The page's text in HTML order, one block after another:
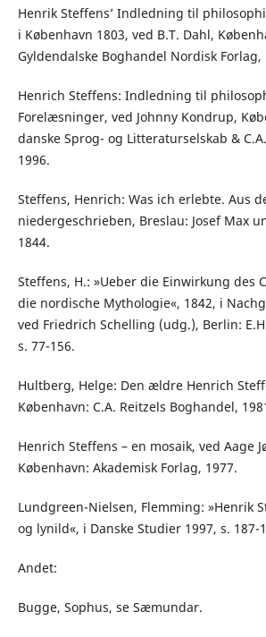
Henrik Steffens’ Indledning til
i København 1803, ved B.T. Dahl,
Gyldendalske Boghandel Nordisk Forlag,
Henrich Steffens: Indledning til
Forelæsninger, ved Johnny Kondrup,
danske Sprog- og Litteraturselskab &
1996.
Steffens, Henrich: Was ich erlebte. Aus
niedergeschrieben, Breslau: Josef Max
1844.
Steffens, H.: »Ueber die Einwirkung des
die nordische Mythologie«, 1842, i
ved Friedrich Schelling (udg.), Berlin:
s. 77-156.
Hultberg, Helge: Den ældre Henrich
København: C.A. Reitzels Boghandel,
Henrich Steffens – en mosaik, ved Aage
København: Akademisk Forlag, 1977.
Lundgreen-Nielsen, Flemming: »Henrik
og lynild«, i Danske Studier 1997, s. 187-
Andet:
Bugge, Sophus, se Sæmundar.